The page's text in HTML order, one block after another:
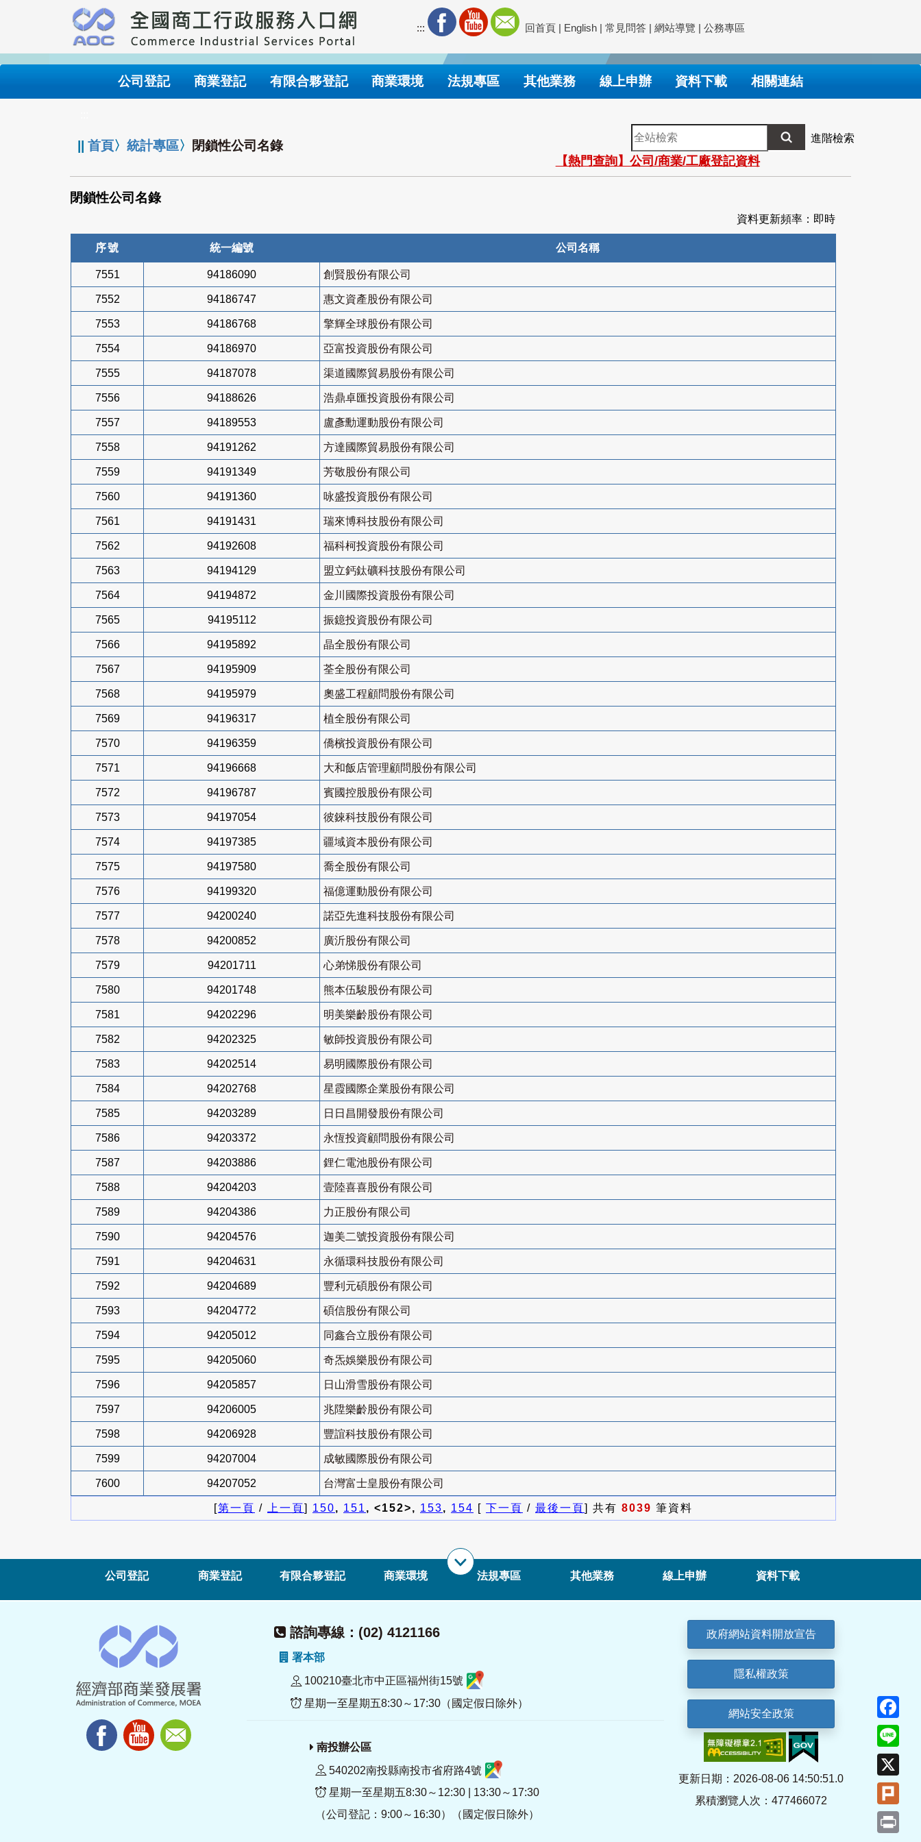
要
內
::: 回首頁 | English | 常見問答 | 網站導覽 | 公務專區
公司登記 商業登記 有限合夥登記 商業環境 法規專區 其他業務 線上申辦 資料下載 相關連結
||首頁〉統計專區〉 閉鎖性公司名錄
全
站
檢
索
進階檢索
【熱門查詢】公司/商業/工廠登記資料
閉鎖性公司名錄
資料更新頻率：即時
序號 統一編號 公司名稱
7551 94186090 創賢股份有限公司
7552 94186747 惠文資產股份有限公司
7553 94186768 擎輝全球股份有限公司
7554 94186970 亞富投資股份有限公司
7555 94187078 渠道國際貿易股份有限公司
7556 94188626 浩鼎卓匯投資股份有限公司
7557 94189553 盧彥勳運動股份有限公司
7558 94191262 方達國際貿易股份有限公司
7559 94191349 芳敬股份有限公司
7560 94191360 咏盛投資股份有限公司
7561 94191431 瑞來博科技股份有限公司
7562 94192608 福科柯投資股份有限公司
7563 94194129 盟立鈣鈦礦科技股份有限公司
7564 94194872 金川國際投資股份有限公司
7565 94195112 振鐿投資股份有限公司
7566 94195892 晶全股份有限公司
7567 94195909 荃全股份有限公司
7568 94195979 奧盛工程顧問股份有限公司
7569 94196317 植全股份有限公司
7570 94196359 僑檳投資股份有限公司
7571 94196668 大和飯店管理顧問股份有限公司
7572 94196787 賓國控股股份有限公司
7573 94197054 彼錸科技股份有限公司
7574 94197385 疆域資本股份有限公司
7575 94197580 喬全股份有限公司
7576 94199320 福億運動股份有限公司
7577 94200240 諾亞先進科技股份有限公司
7578 94200852 廣沂股份有限公司
7579 94201711 心弟悌股份有限公司
7580 94201748 熊本伍駿股份有限公司
7581 94202296 明美樂齡股份有限公司
7582 94202325 敏師投資股份有限公司
7583 94202514 易明國際股份有限公司
7584 94202768 星霞國際企業股份有限公司
7585 94203289 日日昌開發股份有限公司
7586 94203372 永恆投資顧問股份有限公司
7587 94203886 鋰仁電池股份有限公司
7588 94204203 壹陸喜喜股份有限公司
7589 94204386 力正股份有限公司
7590 94204576 迦美二號投資股份有限公司
7591 94204631 永循環科技股份有限公司
7592 94204689 豐利元碩股份有限公司
7593 94204772 碩信股份有限公司
7594 94205012 同鑫合立股份有限公司
7595 94205060 奇炁娛樂股份有限公司
7596 94205857 日山滑雪股份有限公司
7597 94206005 兆陞樂齡股份有限公司
7598 94206928 豐誼科技股份有限公司
7599 94207004 成敏國際股份有限公司
7600 94207052 台灣富士皇股份有限公司
[第一頁 / 上一頁] 150, 151, <152>, 153, 154 [ 下一頁 / 最後一頁] 共有 8039 筆資料
公司登記 商業登記 有限合夥登記 商業環境 法規專區 其他業務 線上申辦 資料下載
諮詢專線：(02) 4121166
署本部
100210臺北市中正區福州街15號
星期一至星期五8:30～17:30（國定假日除外）
南投辦公區
540202南投縣南投市省府路4號
星期一至星期五8:30～12:30 | 13:30～17:30
（公司登記：9:00～16:30）（國定假日除外）
政府網站資料開放宣告
隱私權政策
網站安全政策
更新日期：2026-08-06 14:50:51.0
累積瀏覽人次：477466072